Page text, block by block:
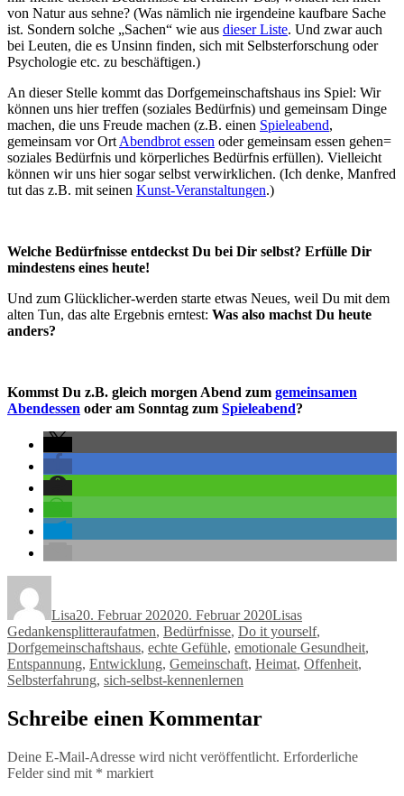
von Natur aus sehne? (Was nämlich nie irgendeine kaufbare Sache
ist. Sondern solche „Sachen“ wie aus dieser Liste. Und zwar auch
bei Leuten, die es Unsinn finden, sich mit Selbsterforschung oder
Psychologie etc. zu beschäftigen.)
An dieser Stelle kommt das Dorfgemeinschaftshaus ins Spiel: Wir
können uns hier treffen (soziales Bedürfnis) und gemeinsam Dinge
machen, die uns Freude machen (z.B. einen Spieleabend,
gemeinsam vor OrtAbendbrot essen oder gemeinsam essen gehen=
soziales Bedürfnis und körperliches Bedürfnis erfüllen). Vielleicht
können wir uns hier sogar selbst verwirklichen. (Ich denke, Manfred
tut das z.B. mit seinen Kunst-Veranstaltungen.)
Welche Bedürfnisse entdeckst Du bei Dir selbst? Erfülle Dir
mindestens eines heute!
Und zum Glücklicher-werden starte etwas Neues, weil Du mit dem
alten Tun, das alte Ergebnis erntest: Was also machst Du heute
anders?
Kommst Du z.B. gleich morgen Abend zum gemeinsamen
Abendessen oder am Sonntag zum Spieleabend?
Lisa20. Februar 202020. Februar 2020Lisas
GedankensplitterSchlagwörter
aufatmen, Bedürfnisse, Do it yourself,
Dorfgemeinschaftshaus, echte Gefühle, emotionale Gesundheit,
Entspannung, Entwicklung, Gemeinschaft, Heimat, Offenheit,
Selbsterfahrung, sich-selbst-kennenlernen
Schreibe einen Kommentar
Deine E-Mail-Adresse wird nicht veröffentlicht. Erforderliche
Felder sind mit * markiert